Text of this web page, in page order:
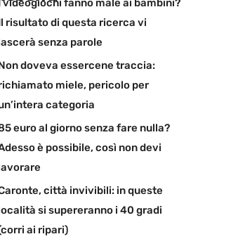
videogiochi fanno male ai bambini?
risultato di questa ricerca vi
senza parole
doveva essercene traccia:
miele, pericolo per
categoria
euro al giorno senza fare nulla?
è possibile, così non devi
città invivibili: in queste
si supereranno i 40 gradi
ai ripari)